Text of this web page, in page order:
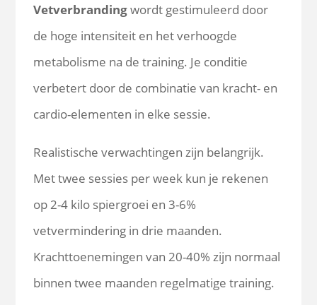
Vetverbrandingwordt gestimuleerd door
de hoge intensiteit en het verhoogde
metabolisme na de training. Je conditie
verbetert door de combinatie van kracht- en
cardio-elementen in elke sessie.
Realistische verwachtingen zijn belangrijk.
Met twee sessies per week kun je rekenen
op 2-4 kilo spiergroei en 3-6%
vetvermindering in drie maanden.
Krachttoenemingen van 20-40% zijn normaal
binnen twee maanden regelmatige training.